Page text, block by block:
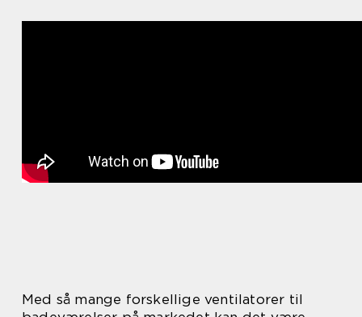
Med så mange forskellige ventilatorer til